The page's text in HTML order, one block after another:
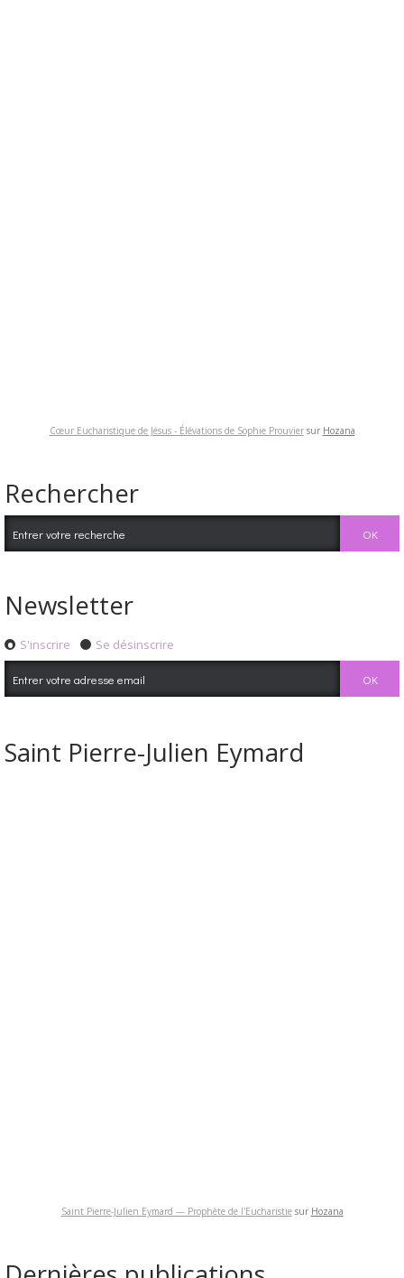
Cœur Eucharistique de Jésus - Élévations de Sophie Prouviersur Hozana
Rechercher
Newsletter
S'inscrire Se désinscrire
Saint Pierre-Julien Eymard
Saint Pierre-Julien Eymard — Prophète de l'Eucharistiesur Hozana